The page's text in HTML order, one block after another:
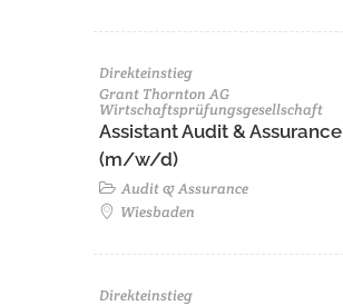
Direkteinstieg
Grant Thornton AG
Wirtschaftsprüfungsgesellschaft
Assistant Audit & Assurance
(m/w/d)
Audit & Assurance
Wiesbaden
Direkteinstieg